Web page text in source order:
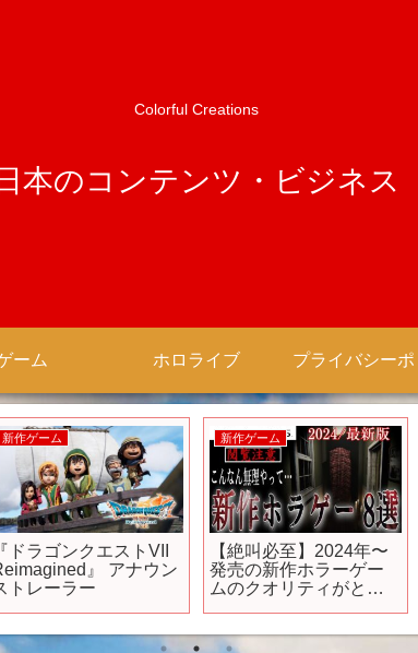
Colorful Creations
日本のコンテンツ・ビジネス
ーム ホロライブ
新作ゲーム
『ドラゴンクエストVII
』 アナウン
トレーラー
新作ゲーム
【絶叫必至】2024年〜
発売の新作ホラーゲー
ムのクオリティがとん
PS4/PS5「UE5」